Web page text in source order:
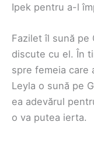
Ipek pentru a-l
Fazilet îl sună pe
discute cu el. În
spre femeia care
Leyla o sună pe
ea adevărul
o va putea ierta.